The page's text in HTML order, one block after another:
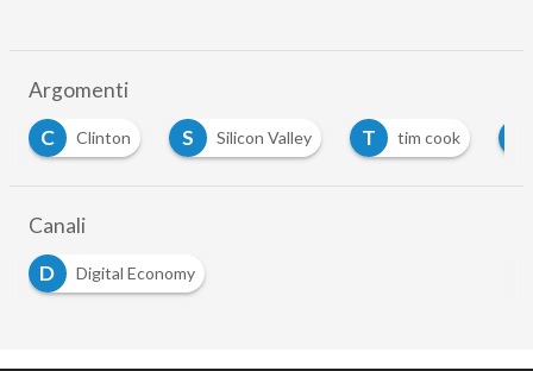
Argomenti
C
Clinton S Silicon Valley T tim cook
Canali
D
Digital Economy